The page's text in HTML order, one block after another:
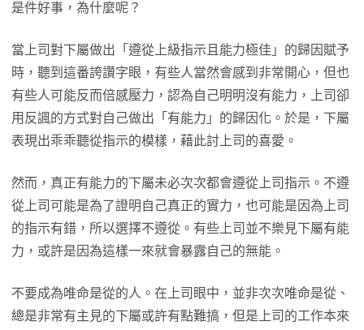
是件好事，為什麼呢？
當上司對下屬做出「遵從上級指示且能力極佳」的歸因賦予
時，聽到這番誇讚字眼，有些人當然會感到非常開心，但也
有些人可能反而倍感壓力，認為自己明明沒有能力，上司卻
用反諷的方式對自己做出「有能力」的歸因化。於是，下屬
表現出乖乖聽從指示的模樣，藉此討上司的喜愛。
然而，真正有能力的下屬未必次次都會遵從上司指示。不遵
從上司可能是為了證明自己真正的實力，也可能是因為上司
的指示有錯，所以選擇不遵從。有些上司並不樂見下屬有能
力，或許是因為這樣一來就會暴露自己的無能。
不要成為唯命是從的人。在上司眼中，並非次次唯命是從、
總是非常有主見的下屬或許有點難搞，但是上司的工作本來